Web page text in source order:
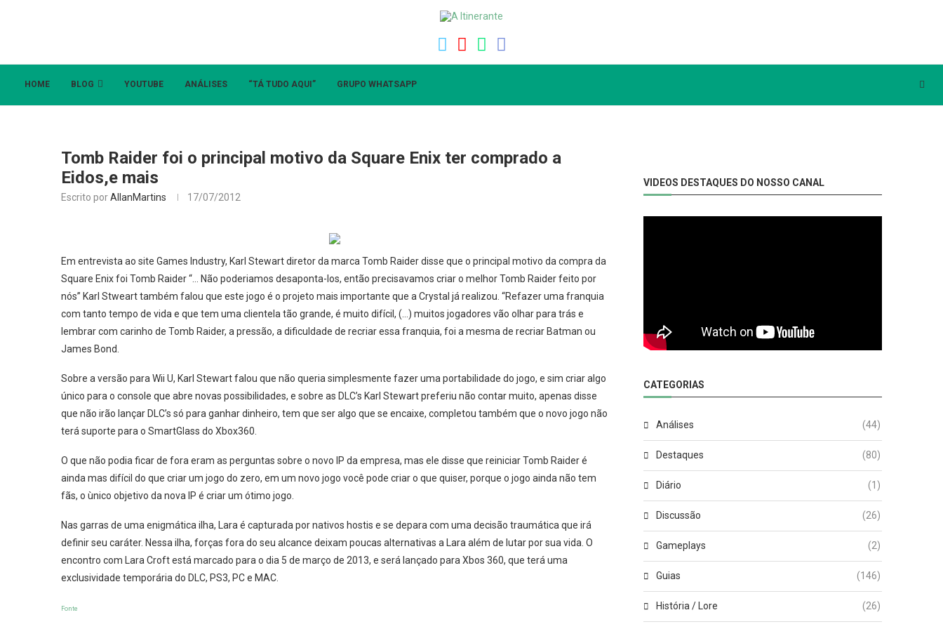
HOME BLOG YOUTUBE ANÁLISES “TÁ TUDO AQUI” GRUPO WHATSAPP
Tomb Raider foi o principal motivo da Square Enix ter comprado a
Eidos,e mais
Escrito porAllanMartins 17/07/2012
Em entrevista ao site Games Industry, Karl Stewart diretor da marca Tomb Raider disse que o principal motivo da compra da
Square Enix foi Tomb Raider “… Não poderiamos desaponta-los, então precisavamos criar o melhor Tomb Raider feito por
nós” Karl Stweart também falou que este jogo é o projeto mais importante que a Crystal já realizou. “Refazer uma franquia
com tanto tempo de vida e que tem uma clientela tão grande, é muito difícil, (…) muitos jogadores vão olhar para trás e
lembrar com carinho de Tomb Raider, a pressão, a dificuldade de recriar essa franquia, foi a mesma de recriar Batman ou
James Bond.
Sobre a versão para Wii U, Karl Stewart falou que não queria simplesmente fazer uma portabilidade do jogo, e sim criar algo
único para o console que abre novas possibilidades, e sobre as DLC’s Karl Stewart preferiu não contar muito, apenas disse
que não irão lançar DLC’s só para ganhar dinheiro, tem que ser algo que se encaixe, completou também que o novo jogo não
terá suporte para o SmartGlass do Xbox360.
O que não podia ficar de fora eram as perguntas sobre o novo IP da empresa, mas ele disse que reiniciar Tomb Raider é
ainda mas difícil do que criar um jogo do zero, em um novo jogo você pode criar o que quiser, porque o jogo ainda não tem
fãs, o ùnico objetivo da nova IP é criar um ótimo jogo.
Nas garras de uma enigmática ilha, Lara é capturada por nativos hostis e se depara com uma decisão traumática que irá
definir seu caráter. Nessa ilha, forças fora do seu alcance deixam poucas alternativas a Lara além de lutar por sua vida. O
encontro com Lara Croft está marcado para o dia 5 de março de 2013, e será lançado para Xbos 360, que terá uma
exclusividade temporária do DLC, PS3, PC e MAC.
Fonte
VIDEOS DESTAQUES DO NOSSO CANAL
CATEGORIAS
Análises (44)
Destaques (80)
Diário (1)
Discussão (26)
Gameplays (2)
Guias (146)
História / Lore (26)